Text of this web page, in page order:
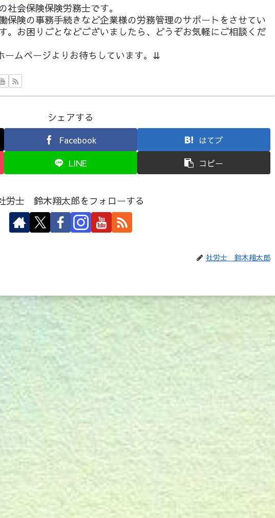
社会保険保険労務士です。
保険の事務手続きなど企業様の労務管理のサポートをさせてい
。お困りごとなどございましたら、どうぞお気軽にご相談くだ
ームページよりお待ちしています。⇊
シェアする
Facebook はてブ
LINE コピー
労士 鈴木翔太郎をフォローする
社労士 鈴木翔太郎